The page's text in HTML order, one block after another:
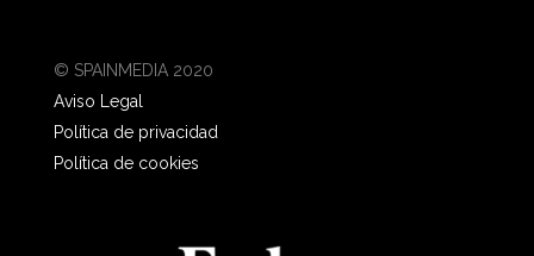
© SPAINMEDIA 2020
Aviso Legal
Política de privacidad
Política de cookies